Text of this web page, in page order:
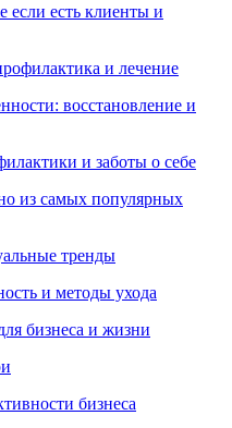
если есть клиенты и
и лечение
восстановление и
и заботы о себе
из самых популярных
тренды
и методы ухода
бизнеса и жизни
бизнеса